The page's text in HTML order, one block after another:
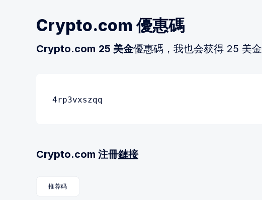
Crypto.com 優惠碼
Crypto.com 25 美金優惠碼，我也会获得 25 美金
4rp3vxszqq
Crypto.com 注冊鏈接
推荐码